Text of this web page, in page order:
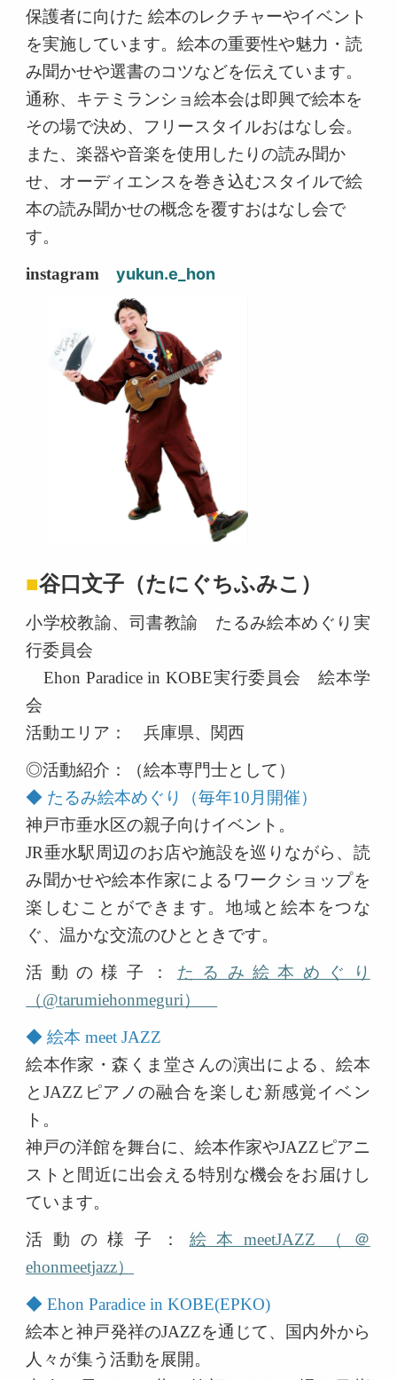
保護者に向けた 絵本のレクチャーやイベント
を実施しています。絵本の重要性や魅力・読
み聞かせや選書のコツなどを伝えています。
通称、キテミランショ絵本会は即興で絵本を
その場で決め、フリースタイルおはなし会。
また、楽器や音楽を使用したりの読み聞か
せ、オーディエンスを巻き込むスタイルで絵
本の読み聞かせの概念を覆すおはなし会で
す。
instagramyukun.e_hon
■谷口文子（たにぐちふみこ）
小学校教諭、司書教諭 たるみ絵本めぐり実
行委員会
Ehon Paradice in KOBE実行委員会 絵本学
会
活動エリア： 兵庫県、関西
◎活動紹介：（絵本専門士として）
◆ たるみ絵本めぐり（毎年10月開催）
神戸市垂水区の親子向けイベント。
JR垂水駅周辺のお店や施設を巡りながら、読
み聞かせや絵本作家によるワークショップを
楽しむことができます。地域と絵本をつな
ぐ、温かな交流のひとときです。
活動の様子： たるみ絵本めぐり
（@tarumiehonmeguri）
◆ 絵本 meet JAZZ
絵本作家・森くま堂さんの演出による、絵本
とJAZZピアノの融合を楽しむ新感覚イベン
ト。
神戸の洋館を舞台に、絵本作家やJAZZピアニ
ストと間近に出会える特別な機会をお届けし
ています。
活動の様子： 絵本meetJAZZ（＠
ehonmeetjazz）
◆ Ehon Paradice in KOBE(EPKO)
絵本と神戸発祥のJAZZを通じて、国内外から
人々が集う活動を展開。